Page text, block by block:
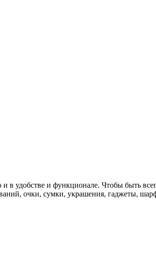
в удобстве и функционале. Чтобы быть
очки, сумки, украшения, гаджеты,